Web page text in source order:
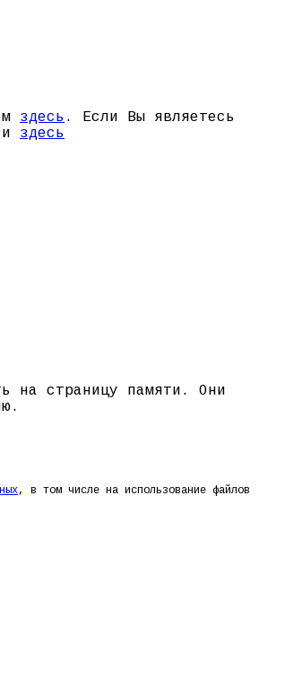
здесь . Если Вы являетесь
здесь
на страницу памяти. Они
, в том числе на использование файлов